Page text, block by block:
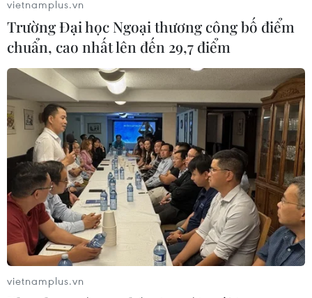
Quy định tuổi nghề, tuổi nghỉ hưu với vận
động viên, giáo viên mầm non
vietnamplus.vn
Trường Đại học Ngoại thương công bố điểm
chuẩn, cao nhất lên đến 29,7 điểm
vietnamplus.vn